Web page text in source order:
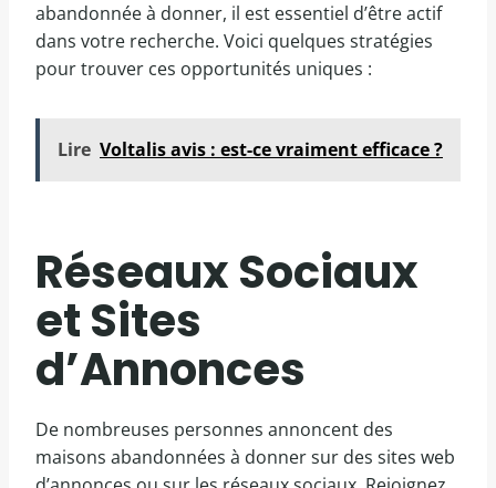
abandonnée à donner, il est essentiel d’être actif
dans votre recherche. Voici quelques stratégies
pour trouver ces opportunités uniques :
Lire Voltalis avis : est-ce vraiment efficace ?
Réseaux Sociaux
et Sites
d’Annonces
De nombreuses personnes annoncent des
maisons abandonnées à donner sur des sites web